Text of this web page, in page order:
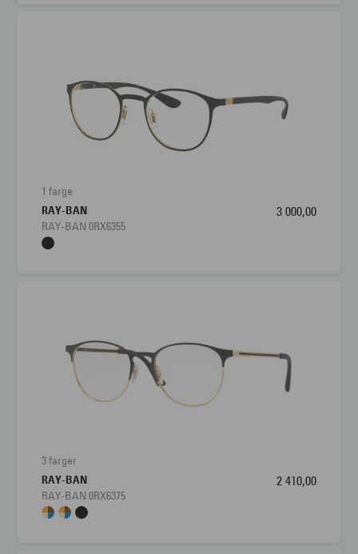
1 farge
RAY-BAN
RAY-BAN 0RX6355
3 000,00
3 farger
RAY-BAN
RAY-BAN 0RX6375
2 410,00